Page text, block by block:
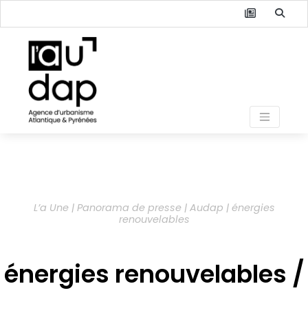
L’a Une | Panorama de presse | Audap | énergies
renouvelables
énergies renouvelables